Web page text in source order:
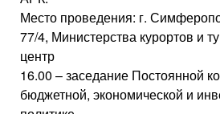
Место проведения: г.
77/4, Министерства курортов и
центр
16.00 – заседание Постоянной
бюджетной, экономической и